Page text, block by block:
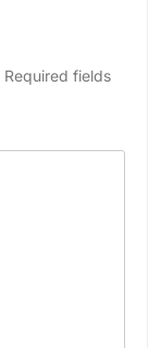
Required fields